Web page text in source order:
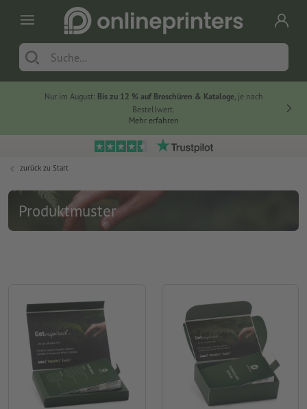
Nur im August: Bis zu 12 % auf Broschüren & Kataloge, je nach
Bestellwert.
Mehr erfahren
zurück zu Start
Produktmuster